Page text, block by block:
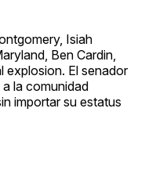
Isiah
Ben Cardin,
explosion. El senador
la comunidad
importar su estatus